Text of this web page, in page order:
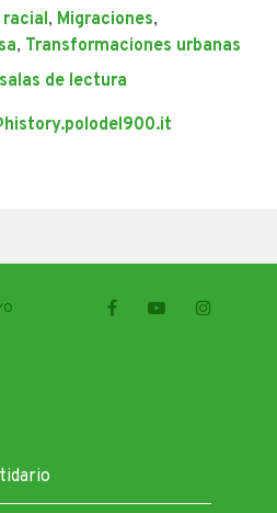
racial, Migraciones,
, Transformaciones urbanas
de lectura